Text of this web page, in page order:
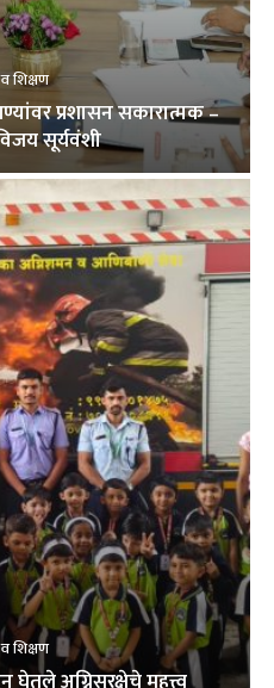
शिक्षण
प्रशासन सकारात्मक –
सूर्यवंशी
शिक्षण